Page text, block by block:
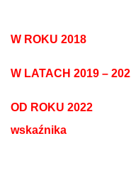
W ROKU 2018 –
W LATACH 2019 –
OD ROKU 2022 –
wskaźnika